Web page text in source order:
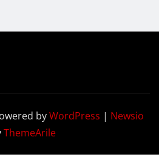
byWordPress | Newsio
ThemeArile